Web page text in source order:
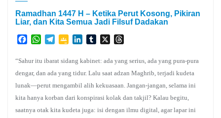
Ramadhan 1447 H – Ketika Perut Kosong, Pikiran
Liar, dan Kita Semua Jadi Filsuf Dadakan
FacebookWhatsApp
TelegramGoogleLinkedInTumblr
X
“Sahur itu ibarat sidang kabinet: ada yang serius, ada yang pura-pura
dengar, dan ada yang tidur. Lalu saat adzan Maghrib, terjadi kudeta
lunak—perut mengambil alih kekuasaan. Jangan-jangan, selama ini
kita hanya korban dari konspirasi kolak dan takjil? Kalau begitu,
saatnya otak kita kudeta juga: isi dengan ilmu digital, agar lapar ini